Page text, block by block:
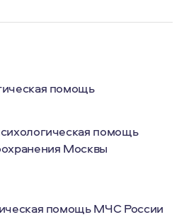
помощь
помощь
Москвы
помощь МЧС России